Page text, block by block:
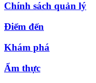
Chính sách quản lý
Điểm đến
Khám phá
Ẩm thực